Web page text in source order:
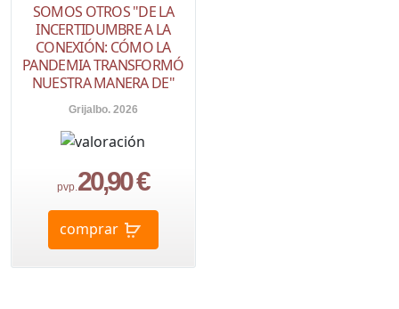
SOMOS OTROS "DE LA
INCERTIDUMBRE A LA
CONEXIÓN: CÓMO LA
PANDEMIA TRANSFORMÓ
NUESTRA MANERA DE"
Grijalbo. 2026
pvp.20,90 €
comprar